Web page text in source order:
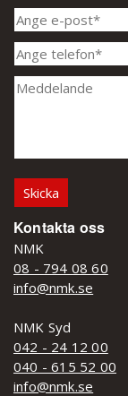
Kontakta oss
NMK
08 - 794 08 60
info@nmk.se
NMK Syd
042 - 24 12 00
040 - 615 52 00
info@nmk.se